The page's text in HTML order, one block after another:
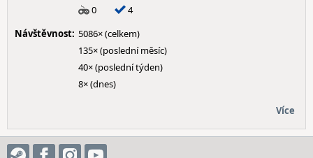
0
4
Návštěvnost: 5086× (celkem)
135× (poslední měsíc)
40× (poslední týden)
8× (dnes)
Více